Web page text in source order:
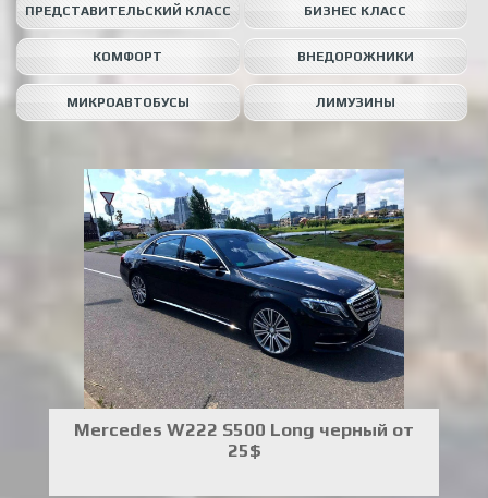
ПРЕДСТАВИТЕЛЬСКИЙ КЛАСС БИЗНЕС КЛАСС
КОМФОРТ ВНЕДОРОЖНИКИ
МИКРОАВТОБУСЫ ЛИМУЗИНЫ
Mercedes W222 S500 Long черный от
25$